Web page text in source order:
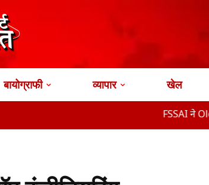
बायोग्राफी व्यापार खेल
FSSAI ने Old Monk